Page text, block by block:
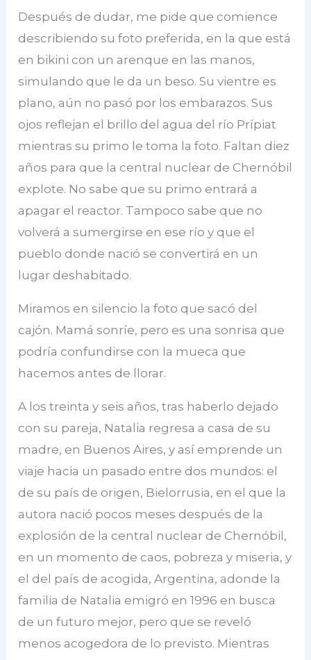
Después de dudar, me pide que comience
describiendo su foto preferida, en la que está
en bikini con un arenque en las manos,
simulando que le da un beso. Su vientre es
plano, aún no pasó por los embarazos. Sus
ojos reflejan el brillo del agua del río Prípiat
mientras su primo le toma la foto. Faltan diez
años para que la central nuclear de Chernóbil
explote. No sabe que su primo entrará a
apagar el reactor. Tampoco sabe que no
volverá a sumergirse en ese río y que el
pueblo donde nació se convertirá en un
lugar deshabitado.
Miramos en silencio la foto que sacó del
cajón. Mamá sonríe, pero es una sonrisa que
podría confundirse con la mueca que
hacemos antes de llorar.
A los treinta y seis años, tras haberlo dejado
con su pareja, Natalia regresa a casa de su
madre, en Buenos Aires, y así emprende un
viaje hacia un pasado entre dos mundos: el
de su país de origen, Bielorrusia, en el que la
autora nació pocos meses después de la
explosión de la central nuclear de Chernóbil,
en un momento de caos, pobreza y miseria, y
el del país de acogida, Argentina, adonde la
familia de Natalia emigró en 1996 en busca
de un futuro mejor, pero que se reveló
menos acogedora de lo previsto. Mientras